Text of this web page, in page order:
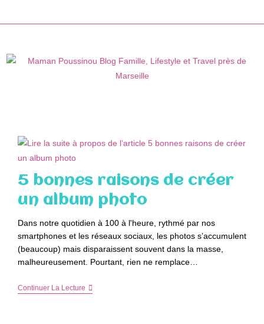
5 bonnes raisons de créer
un album photo
Dans notre quotidien à 100 à l'heure, rythmé par nos
smartphones et les réseaux sociaux, les photos s’accumulent
(beaucoup) mais disparaissent souvent dans la masse,
malheureusement. Pourtant, rien ne remplace…
Continuer La Lecture5